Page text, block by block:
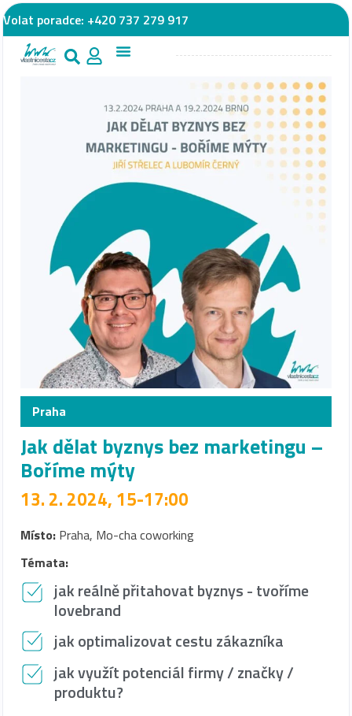
Volat poradce: +420 737 279 917
Praha
Jak dělat byznys bez marketingu –
Boříme mýty
13. 2. 2024, 15-17:00
Místo: Praha, Mo-cha coworking
Témata:
jak reálně přitahovat byznys - tvoříme
lovebrand
jak optimalizovat cestu zákazníka
jak využít potenciál firmy / značky /
produktu?